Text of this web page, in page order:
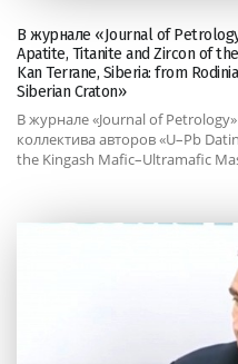
В журнале «Journal of
Apatite, Titanite and Zircon of
Kan Terrane, Siberia: from
Siberian Craton»
В журнале «Journal of
коллектива авторов «U–Pb
the Kingash Mafic–Ultramafic